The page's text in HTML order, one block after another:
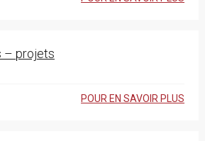
– projets
POUR EN SAVOIR PLUS